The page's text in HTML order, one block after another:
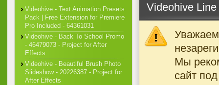
Videohive
Мы
сайт
Videohive - Text Animation Presets
Pack | Free Extension for Premiere
Pro Included - 64361031
Videohive - Back To School Promo
- 46479073 - Project for After
Effects
Videohive - Beautiful Brush Photo
Slideshow - 20226387 - Project for
After Effects